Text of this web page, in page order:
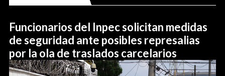
Funcionarios del Inpec solicitan medidas
de seguridad ante posibles represalias
por la ola de traslados carcelarios